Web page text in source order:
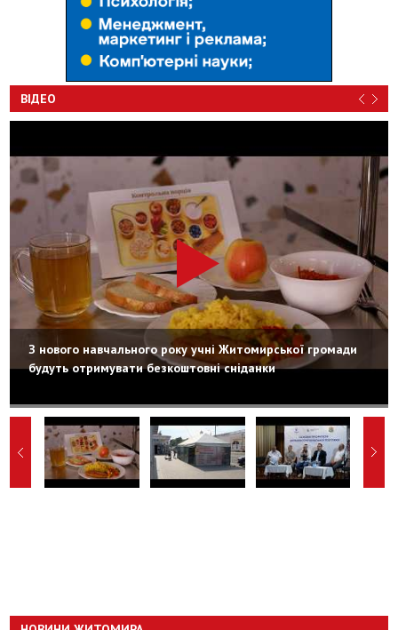
ВІДЕО
З нового навчального року учні Житомирської громади
будуть отримувати безкоштовні сніданки